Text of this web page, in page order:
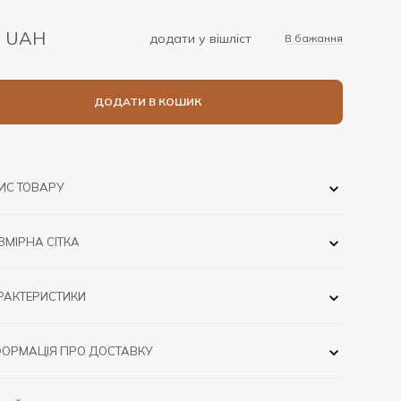
UAH додати у вішліст В бажання
ДОДАТИ В КОШИК
ТОВАРУ
СІТКА
ПРО ДОСТАВКУ